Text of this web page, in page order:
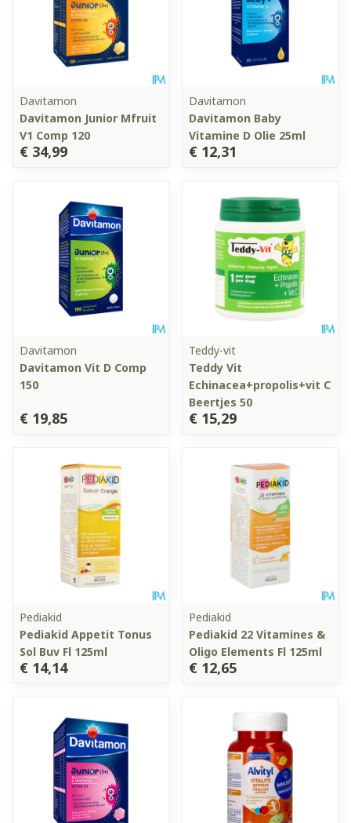
Davitamon
Davitamon Junior Mfruit
V1 Comp 120
€ 34,99
Davitamon
Davitamon Baby
Vitamine D Olie 25ml
€ 12,31
Davitamon
Davitamon Vit D Comp
150
€ 19,85
Teddy-vit
Teddy Vit
Echinacea+propolis+vit C
Beertjes 50
€ 15,29
Pediakid
Pediakid Appetit Tonus
Sol Buv Fl 125ml
€ 14,14
Pediakid
Pediakid 22 Vitamines &
Oligo Elements Fl 125ml
€ 12,65